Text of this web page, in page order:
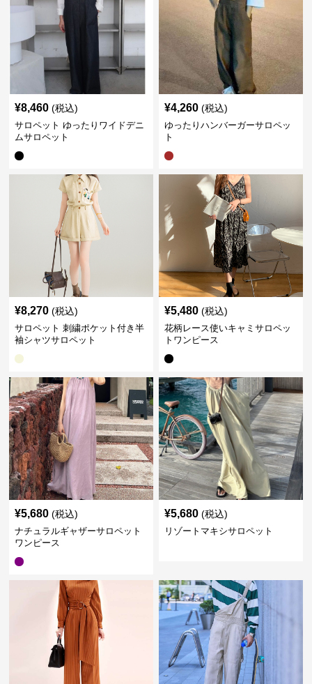
¥8,460 (税込)
サロペット ゆったりワイドデニ
ムサロペット
¥4,260 (税込)
ゆったりハンバーガーサロペッ
ト
¥8,270 (税込)
サロペット 刺繍ポケット付き半
袖シャツサロペット
¥5,480 (税込)
花柄レース使いキャミサロペッ
トワンピース
¥5,680 (税込)
ナチュラルギャザーサロペット
ワンピース
¥5,680 (税込)
リゾートマキシサロペット